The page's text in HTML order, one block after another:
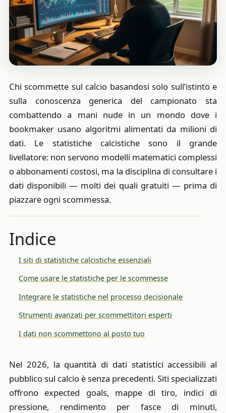
Chi scommette sul calcio basandosi solo sull’istinto e
sulla conoscenza generica del campionato sta
combattendo a mani nude in un mondo dove i
bookmaker usano algoritmi alimentati da milioni di
dati. Le statistiche calcistiche sono il grande
livellatore: non servono modelli matematici complessi
o abbonamenti costosi, ma la disciplina di consultare i
dati disponibili — molti dei quali gratuiti — prima di
piazzare ogni scommessa.
Indice
I siti di statistiche calcistiche essenziali
Come usare le statistiche per le scommesse
Integrare le statistiche nel processo decisionale
Strumenti avanzati per scommettitori esperti
I dati non scommettono al posto tuo
Nel 2026, la quantità di dati statistici accessibili al
pubblico sul calcio è senza precedenti. Siti specializzati
offrono expected goals, mappe di tiro, indici di
pressione, rendimento per fasce di minuti,